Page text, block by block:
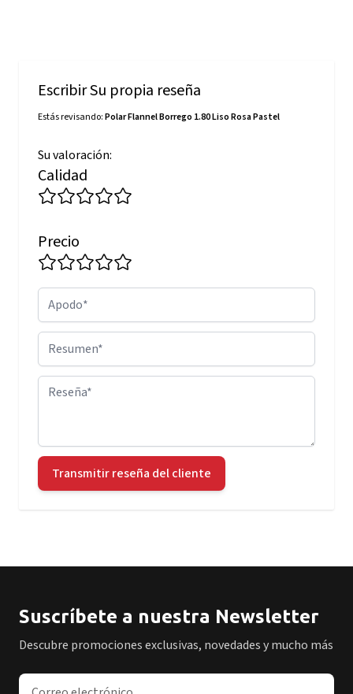
Escribir Su propia reseña
Estás revisando:Polar Flannel Borrego 1.80 Liso Rosa Pastel
Su valoración:
Calidad
Precio
Apodo
Resumen
Reseña
Transmitir reseña del cliente
Suscríbete a nuestra Newsletter
Descubre promociones exclusivas, novedades y mucho más
Dirección de correo electrónico